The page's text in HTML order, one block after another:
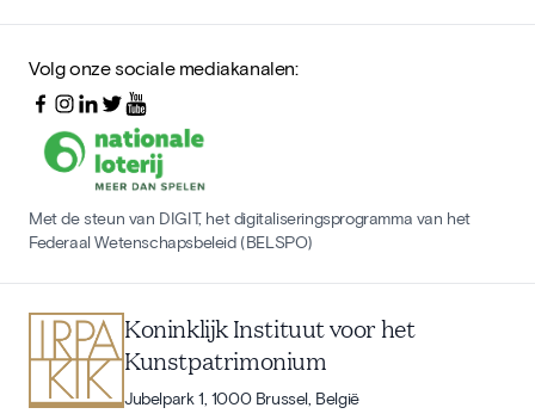
Volg onze sociale mediakanalen:
Met de steun van DIGIT, het digitaliseringsprogramma van het
Federaal Wetenschapsbeleid (BELSPO)
Koninklijk Instituut voor het
Kunstpatrimonium
Jubelpark 1, 1000 Brussel, België